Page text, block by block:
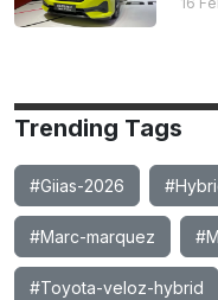
Trending Tags
#Giias-2026
#Marc-marquez
#Toyota-veloz-hybrid